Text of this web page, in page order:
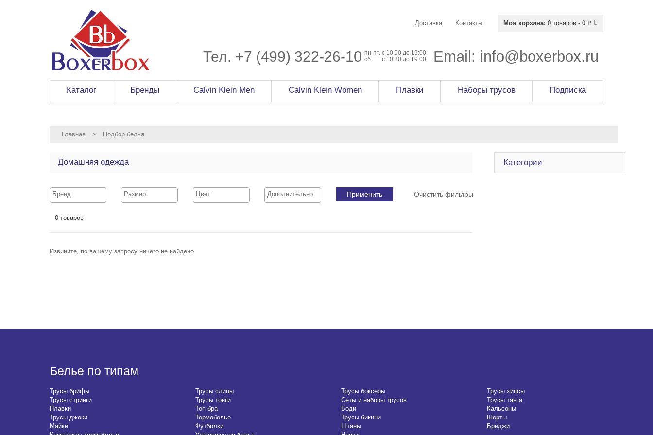
Моя корзина: 0 товаров - 0 ₽
Доставка Контакты
Тел. +7 (499) 322-26-10 пн-пт. c 10:00 до 19:00
сб.
с 10:30 до 19:00 Email: info@boxerbox.ru
Каталог Бренды Calvin Klein Men Calvin Klein Women Плавки Наборы трусов Подписка
Главная > Подбор белья
Категории
Домашняя одежда
Применить Очистить фильтры
0 товаров
Извините, по вашему запросу ничего не найдено
Белье по типам
Трусы брифы Трусы слипы Трусы боксеры
Трусы хипсы
Трусы стринги
Трусы тонги Сеты и наборы трусов
Трусы танга
Плавки
Топ-бра Боди
Кальсоны
Трусы джоки
Термобелье Трусы бикини
Шорты
Майки
Футболки Штаны
Бриджи